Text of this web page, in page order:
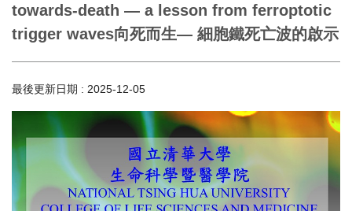
towards-death — a lesson from ferroptotic
trigger waves向死而生— 細胞鐵死亡波的啟示
最後更新日期 : 2025-12-05